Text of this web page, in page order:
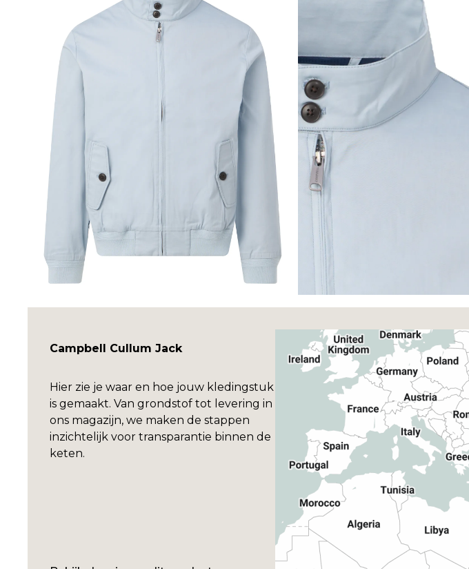
Campbell Cullum Jack
Hier zie je waar en hoe jouw kledingstuk
is gemaakt. Van grondstof tot levering in
ons magazijn, we maken de stappen
inzichtelijk voor transparantie binnen de
keten.